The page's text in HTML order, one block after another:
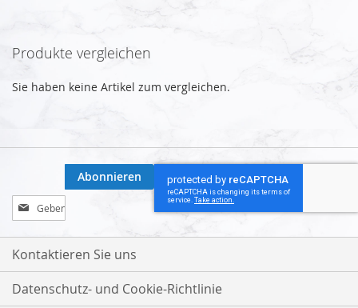
Produkte vergleichen
Sie haben keine Artikel zum vergleichen.
Melden
Sie
sich
für
Newsletter
an:
Abonnieren
Kontaktieren Sie uns
Datenschutz- und Cookie-Richtlinie